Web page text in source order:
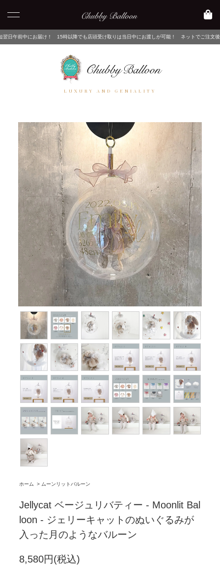
15時以降でも店頭受け取りは当日中にお渡しが可能！ ネットでご注文後、店舗でピックアッ
LUXURY AND GENIALITY
ホーム > ムーンリットバルーン
Jellycat ベージュリバティー - Moonlit Bal
loon - ジェリーキャットのぬいぐるみが
入った月のようなバルーン
8,580円(税込)